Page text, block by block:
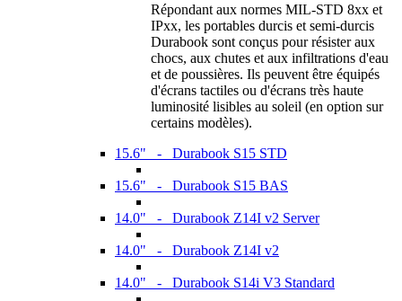
Répondant aux normes MIL-STD 8xx et
IPxx, les portables durcis et semi-durcis
Durabook sont conçus pour résister aux
chocs, aux chutes et aux infiltrations d'eau
et de poussières. Ils peuvent être équipés
d'écrans tactiles ou d'écrans très haute
luminosité lisibles au soleil (en option sur
certains modèles).
15.6" - Durabook S15 STD
15.6" - Durabook S15 BAS
14.0" - Durabook Z14I v2 Server
14.0" - Durabook Z14I v2
14.0" - Durabook S14i V3 Standard